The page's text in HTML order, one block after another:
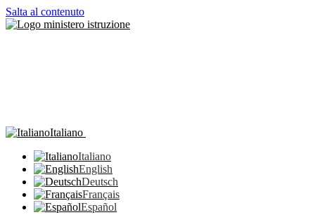
Salta al contenuto
Italiano
Italiano
English
Deutsch
Français
Español